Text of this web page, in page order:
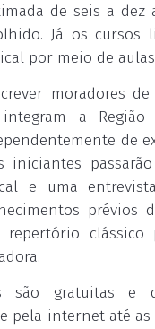
de seis a dez
Já os cursos
por meio de
moradores
a Região
de
iniciantes
e uma
prévios
clássico
são gratuitas e
pela internet até as